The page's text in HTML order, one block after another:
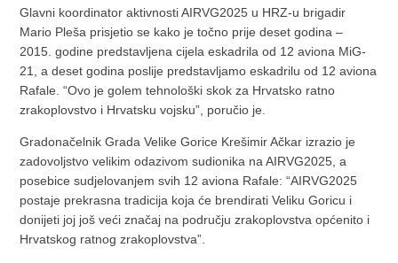
Glavni koordinator aktivnosti AIRVG2025 u HRZ-u brigadir
Mario Pleša prisjetio se kako je točno prije deset godina –
2015. godine predstavljena cijela eskadrila od 12 aviona MiG-
21, a deset godina poslije predstavljamo eskadrilu od 12 aviona
Rafale. “Ovo je golem tehnološki skok za Hrvatsko ratno
zrakoplovstvo i Hrvatsku vojsku”, poručio je.
Gradonačelnik Grada Velike Gorice Krešimir Ačkar izrazio je
zadovoljstvo velikim odazivom sudionika na AIRVG2025, a
posebice sudjelovanjem svih 12 aviona Rafale: “AIRVG2025
postaje prekrasna tradicija koja će brendirati Veliku Goricu i
donijeti joj još veći značaj na području zrakoplovstva općenito i
Hrvatskog ratnog zrakoplovstva”.